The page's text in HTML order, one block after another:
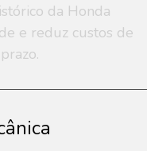
da Honda
e reduz custos de